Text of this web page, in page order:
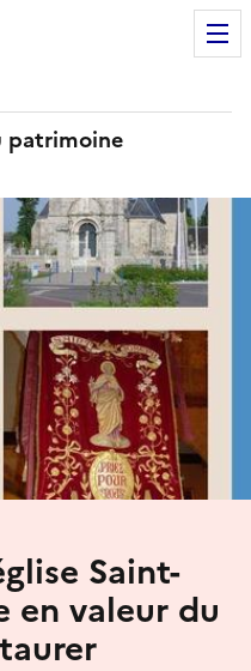
patrimoine
Saint-
en valeur du